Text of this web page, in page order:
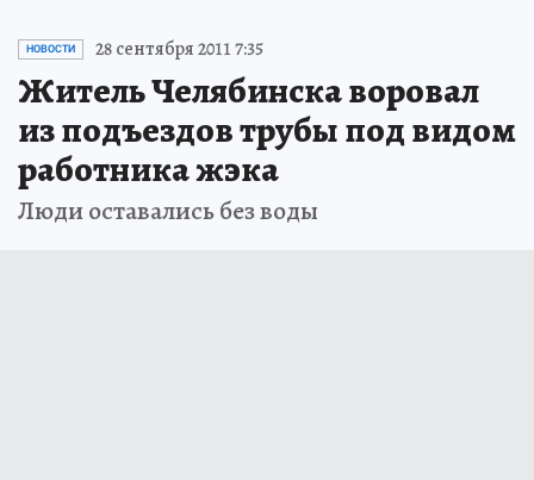
НОВОСТИ 28 сентября 2011 7:35
Житель Челябинска воровал
из подъездов трубы под видом
работника жэка
Люди оставались без воды